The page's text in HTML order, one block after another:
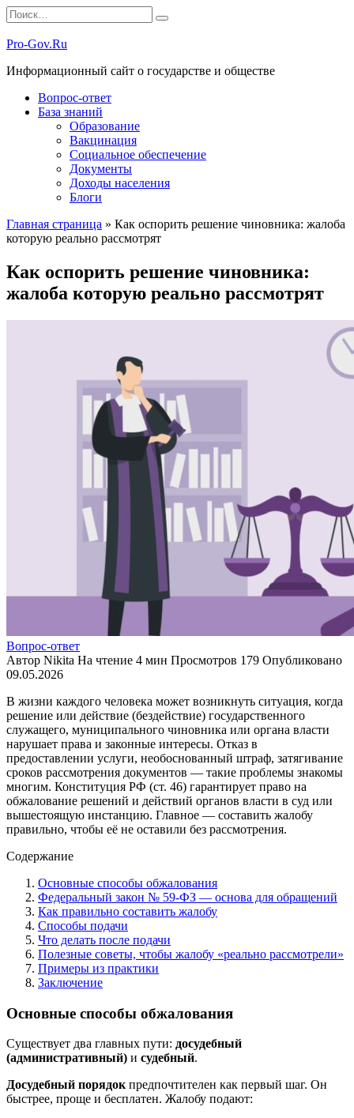
Перейти
к
содержанию
Search
for:
Pro-Gov.Ru
Информационный сайт о государстве и обществе
Вопрос-ответ
База знаний
Образование
Вакцинация
Социальное обеспечение
Документы
Доходы населения
Блоги
Главная страница » Как оспорить решение чиновника: жалоба
которую реально рассмотрят
Как оспорить решение чиновника:
жалоба которую реально рассмотрят
Вопрос-ответ
Автор Nikita На чтение 4 мин Просмотров 179 Опубликовано
09.05.2026
В жизни каждого человека может возникнуть ситуация, когда
решение или действие (бездействие) государственного
служащего, муниципального чиновника или органа власти
нарушает права и законные интересы. Отказ в
предоставлении услуги, необоснованный штраф, затягивание
сроков рассмотрения документов — такие проблемы знакомы
многим. Конституция РФ (ст. 46) гарантирует право на
обжалование решений и действий органов власти в суд или
вышестоящую инстанцию. Главное — составить жалобу
правильно, чтобы её не оставили без рассмотрения.
Содержание
Основные способы обжалования
Федеральный закон № 59-ФЗ — основа для обращений
Как правильно составить жалобу
Способы подачи
Что делать после подачи
Полезные советы, чтобы жалобу «реально рассмотрели»
Примеры из практики
Заключение
Основные способы обжалования
Существует два главных пути: досудебный
(административный) и судебный.
Досудебный порядок предпочтителен как первый шаг. Он
быстрее, проще и бесплатен. Жалобу подают: